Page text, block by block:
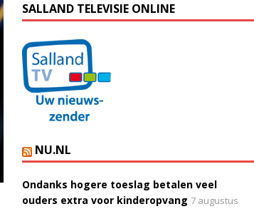
SALLAND TELEVISIE ONLINE
NU.NL
Ondanks hogere toeslag betalen veel
ouders extra voor kinderopvang 7 augustus